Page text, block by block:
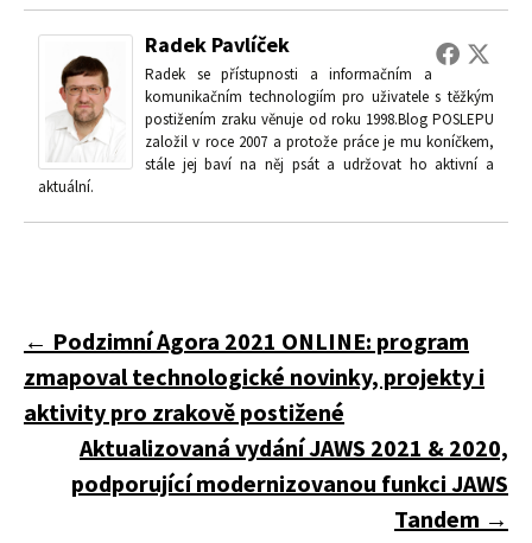
Radek Pavlíček
Radek se přístupnosti a informačním a
komunikačním technologiím pro uživatele s těžkým
postižením zraku věnuje od roku 1998.Blog POSLEPU
založil v roce 2007 a protože práce je mu koníčkem,
stále jej baví na něj psát a udržovat ho aktivní a
aktuální.
Navigace
pro
příspěvky
← Podzimní Agora 2021 ONLINE: program
zmapoval technologické novinky, projekty i
aktivity pro zrakově postižené
Aktualizovaná vydání JAWS 2021 & 2020,
podporující modernizovanou funkci JAWS
Tandem →